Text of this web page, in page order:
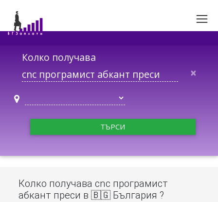
Колко получава
×
ТЪРСИ
Колко получава cnc програмист
абкант преси в 🇧🇬 България ?